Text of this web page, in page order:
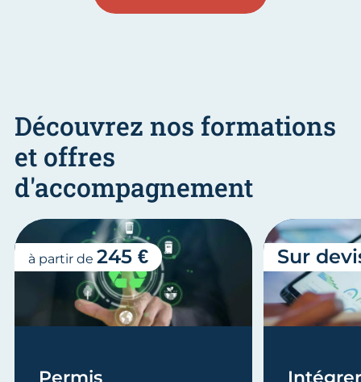
Découvrez nos formations
et offres
d'accompagnement
Permis
à partir de 245 € Sur